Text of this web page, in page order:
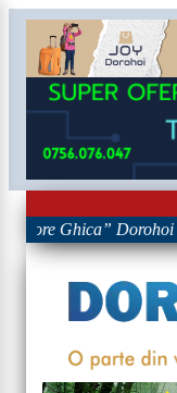
Ghica” Dorohoi -